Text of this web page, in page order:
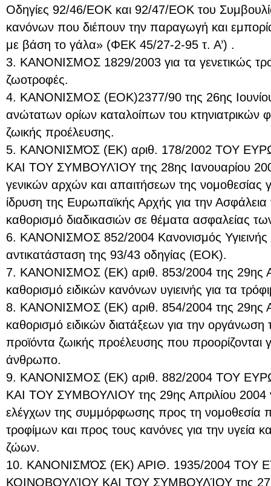
Οδηγίες 92/46/ΕΟΚ και 92/47/ΕΟΚ του
κανόνων που διέπουν την παραγωγή και
με βάση το γάλα» (ΦΕΚ 45/27-2-95 τ. Α’) .
3. ΚΑΝΟΝΙΣΜΟΣ 1829/2003 για τα γενετικώς
ζωοτροφές.
4. ΚΑΝΟΝΙΣΜΟΣ (ΕΟΚ)2377/90 της 26ης
ανώτατων ορίων καταλοίπων του κτηνιατρικών
ζωικής προέλευσης.
5. ΚΑΝΟΝΙΣΜΌΣ (ΕΚ) αριθ. 178/2002 ΤΟΥ
ΚΑΙ ΤΟΥ ΣΥΜΒΟΥΛΊΟΥ της 28ης Ιανουαρίου
γενικών αρχών και απαιτήσεων της νομοθεσίας
ίδρυση της Ευρωπαϊκής Αρχής για την
καθορισμό διαδικασιών σε θέματα ασφαλείας
6. ΚΑΝΟΝΙΣΜΟΣ 852/2004 Κανονισμός
αντικατάσταση της 93/43 οδηγίας (ΕΟΚ).
7. ΚΑΝΟΝΙΣΜΟΣ (ΕΚ) αριθ. 853/2004 της 29ης
καθορισμό ειδικών κανόνων υγιεινής για τα
8. ΚΑΝΟΝΙΣΜΟΣ (ΕΚ) αριθ. 854/2004 της 29ης
καθορισμό ειδικών διατάξεων για την
προϊόντα ζωικής προέλευσης που
άνθρωπο.
9. ΚΑΝΟΝΙΣΜΟΣ (ΕΚ) αριθ. 882/2004 ΤΟΥ
ΚΑΙ ΤΟΥ ΣΥΜΒΟΥΛΙΟΥ της 29ης Απριλίου 2004
ελέγχων της συμμόρφωσης προς τη νομοθεσία
τροφίμων και προς τους κανόνες για την υγεία
ζώων.
10. ΚΑΝΟΝΙΣΜΌΣ (ΕΚ) ΑΡΙΘ. 1935/2004 ΤΟΥ
ΚΟΙΝΟΒΟΥΛΊΟΥ ΚΑΙ ΤΟΥ ΣΥΜΒΟΥΛΊΟΥ της